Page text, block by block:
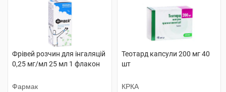
Фрівей розчин для інгаляцій
0,25 мг/мл 25 мл 1 флакон
Фармак
Теотард капсули 200 мг 40
шт
КРКА